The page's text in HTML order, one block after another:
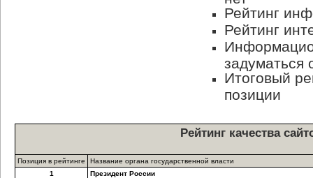
Рейтинг
Рейтинг
задуматься
Итоговый
позиции
Рейтинг качества
Позиция в рейтинге
Название органа государственной власти
1
Президент России